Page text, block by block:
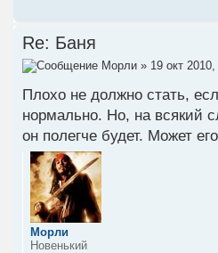
Re: Баня
Морли » 19 окт
Плохо не должно стать,
нормально. Но, на всякий
он полегче будет. Может
Морли
Новенький